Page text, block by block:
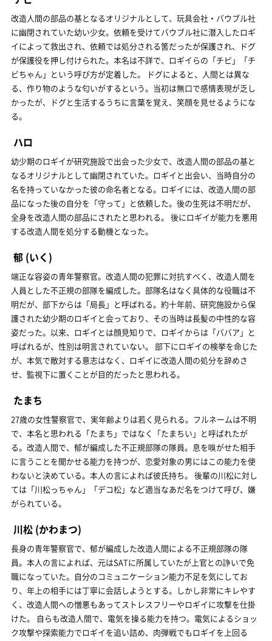
改造人間の部品の基となるオリジナルとして、玩具会社・バウブル社
に幽閉されていた幼い少女。依頼を受けてバウブル社に潜入したロギ
イによって救出され、依頼では処分される筈だったが保護され、ドグ
が保護役を押し付けられた。本名は不詳で、ロギイらの「チビ」「チ
ビちゃん」という呼び方が定着した。 ドグによると、人間とは異な
る、作り物のような匂いがするという。当初は無口で感情表現が乏し
かったが、ドグと生活するうちに言葉を覚え、笑顔を見せるようにな
る。
ハロ
幼少期のロギイが研究施設で出会った少女で、改造人間の部品の基と
なるオリジナルとして幽閉されていた。ロギイと出会い、当時自分の
名を持っていなかった彼の命名者となる。ロギイには、改造人間の部
品になった後の自分を「守って」と依頼した。後の生死は不明だが、
全身を改造人間の部品にされたと思われる。 後にロギイが能力を悪用
する改造人間を処分する動機となった。
郁 (いく)
端正な容姿の青年警察官。改造人間の犯罪に対抗すべく、改造人間を
人員とした不正規の部隊を編成した。部隊名はなく具体的な役職は不
明だが、部下からは「局長」と呼ばれる。約十年前、研究施設から保
護された幼少期のロギイと会っており、その当時は長髪の中性的な容
姿だった。以来、ロギイとは顔見知りで、ロギイからは「ババア」と
呼ばれるが、性別は明言されていない。 部下にロギイの検挙を命じた
が、本気で敵対する意志はなく、ロギイに改造人間の処分を辞めさ
せ、監視下に置くことが目的だったと思われる。
たまち
27歳の女性警察官で、実年齢よりは若く見られる。フルネームは不明
で、本名と思われる「たまち」ではなく「たまちい」と呼ばれたが
る。改造人間で、郁が編成した不正規部隊の隊員。息を嗅がせた相手
に言うことを聞かせる能力を持つが、恋愛対象の男にはこの能力を使
わないと決めている。本人の言によれば彼氏持ち。 後輩の川松に対し
ては「川松っちゃん」「デコ松」など適当なあだ名をつけて呼び、嫌
がられている。
川松 (かわまつ)
長身の青年警察官で、郁が編成した改造人間による不正規部隊の隊
員。本人の言によれば、元はSATに所属していたが上官との諍いで免
職になっていた。自分のコミュニケーション能力不足を気にしてお
り、年上の相手には丁寧に会話しようとする。しかし非常にキレやす
く、改造人間への憎悪もあってストレスフリーやロギイに攻撃を仕掛
けた。 自らも改造人間で、電気を操る能力を持つ。電気によるショッ
ク攻撃や探索能力でロギイを追い詰め、肉弾戦でもロギイを上回る